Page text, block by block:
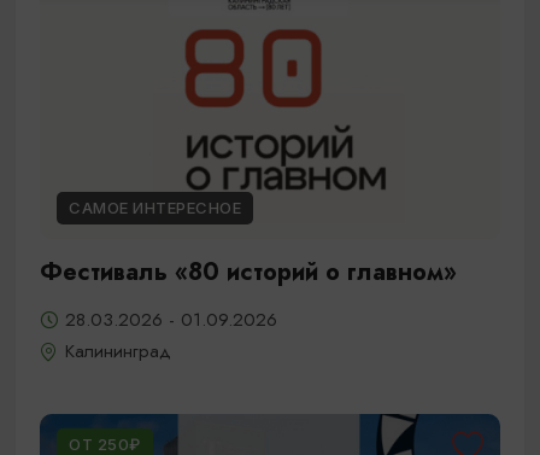
САМОЕ ИНТЕРЕСНОЕ
Фестиваль «80 историй о главном»
28.03.2026 - 01.09.2026
Калининград
ОТ 250₽